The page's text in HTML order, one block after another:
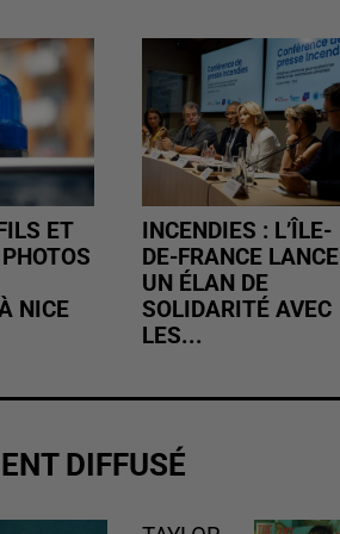
ET
NICE
INCENDIES : L’ÎLE-
DE-FRANCE LANCE
UN ÉLAN DE
SOLIDARITÉ AVEC
LES...
DIFFUSÉ